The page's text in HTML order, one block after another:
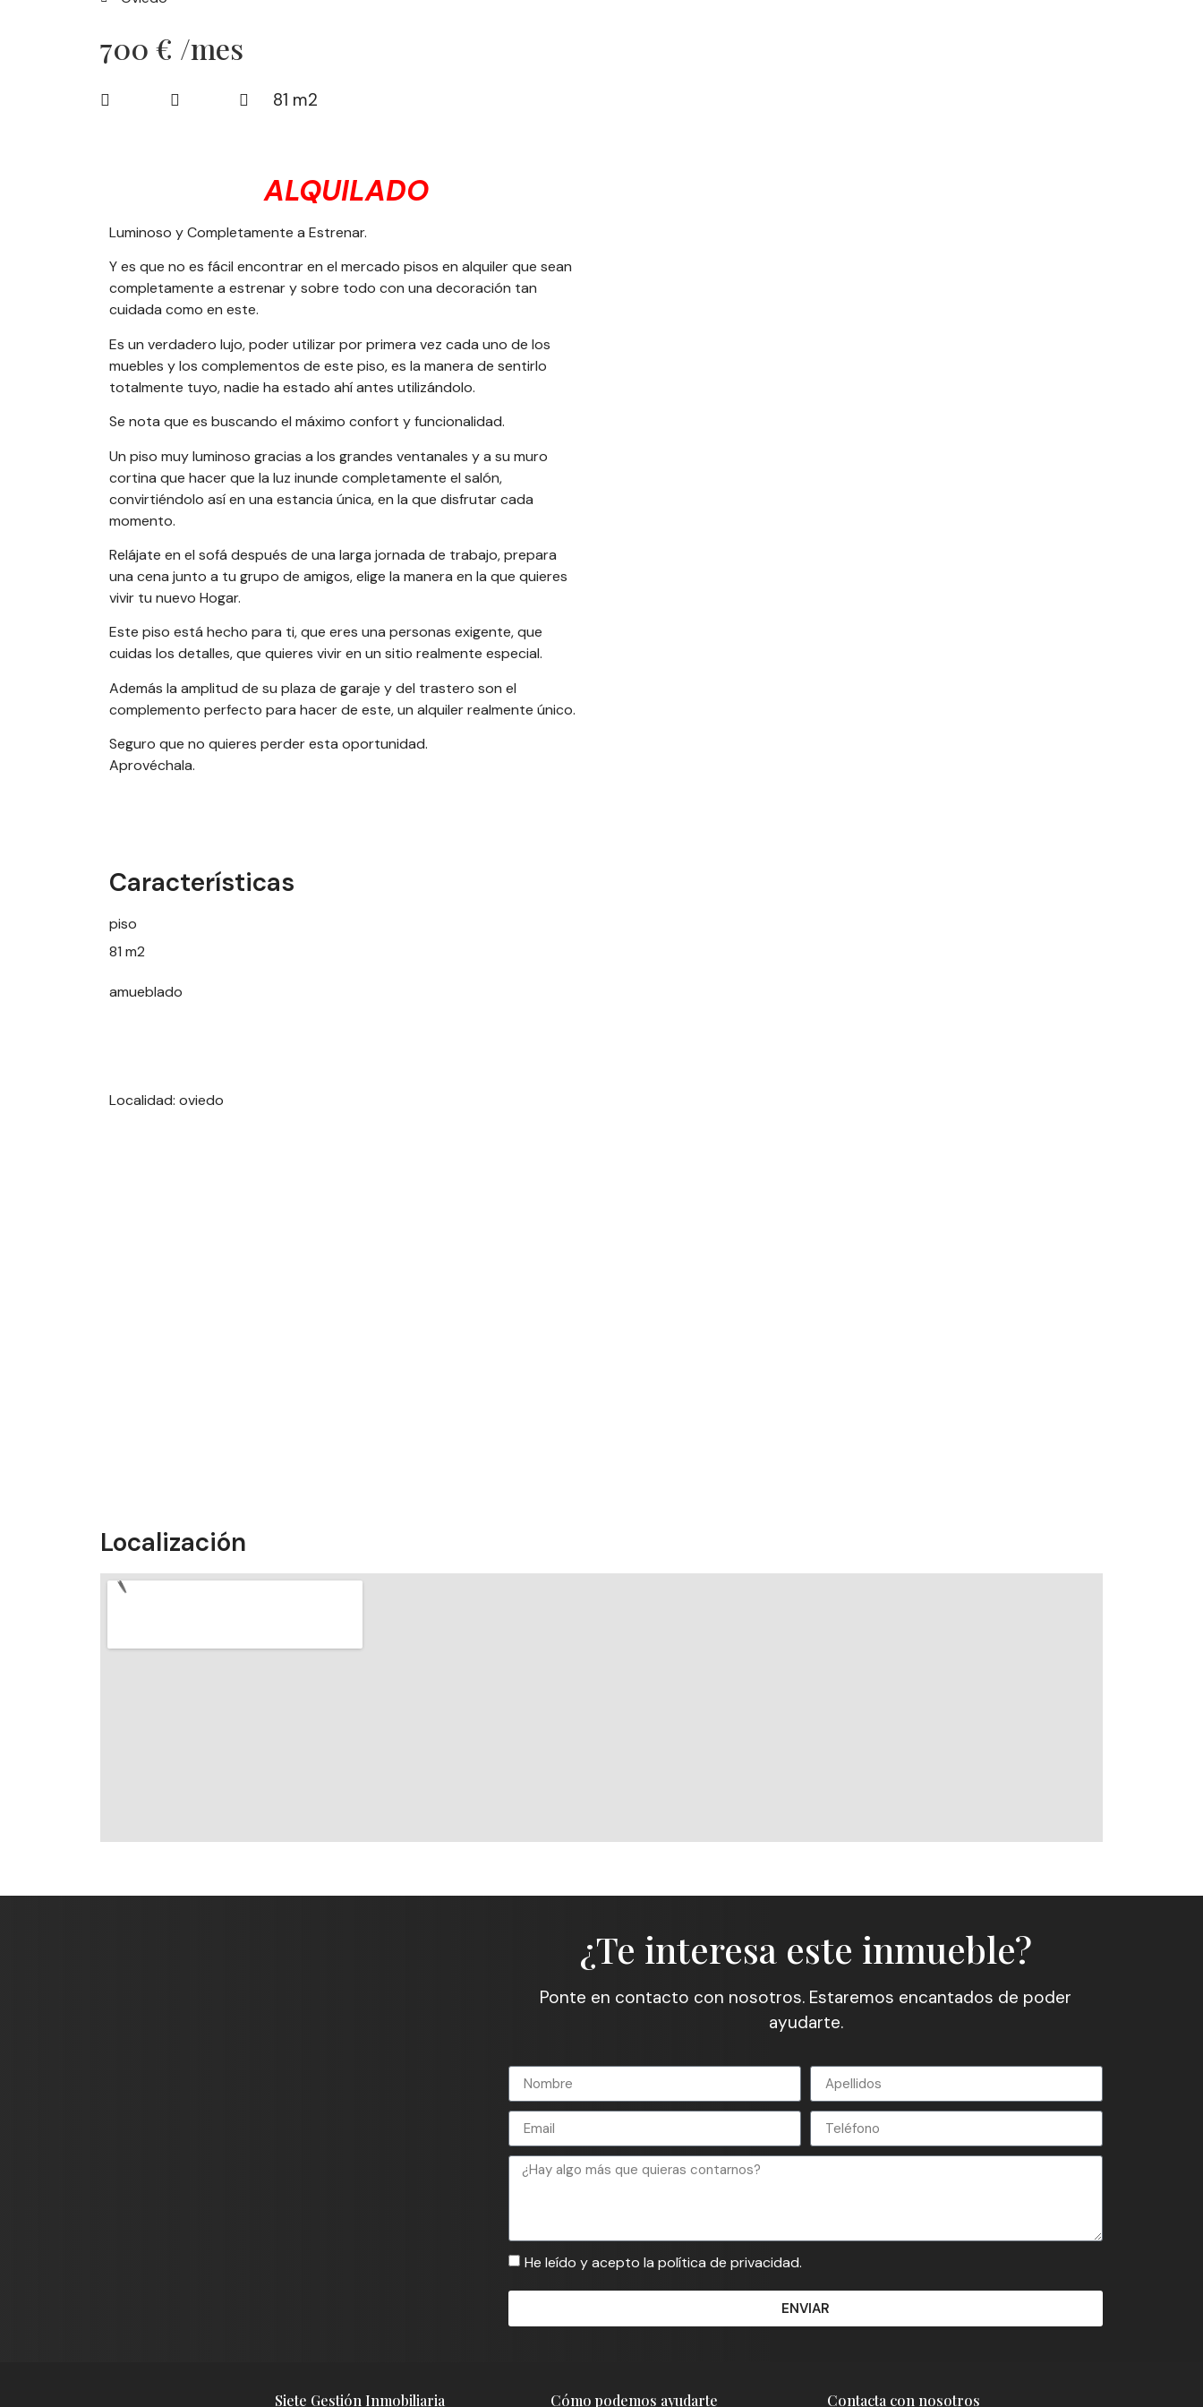
700 € /mes
81 m2
ALQUILADO
Luminoso y Completamente a Estrenar.
Y es que no es fácil encontrar en el mercado pisos en alquiler que sean
completamente a estrenar y sobre todo con una decoración tan
cuidada como en este.
Es un verdadero lujo, poder utilizar por primera vez cada uno de los
muebles y los complementos de este piso, es la manera de sentirlo
totalmente tuyo, nadie ha estado ahí antes utilizándolo.
Se nota que es buscando el máximo confort y funcionalidad.
Un piso muy luminoso gracias a los grandes ventanales y a su muro
cortina que hacer que la luz inunde completamente el salón,
convirtiéndolo así en una estancia única, en la que disfrutar cada
momento.
Relájate en el sofá después de una larga jornada de trabajo, prepara
una cena junto a tu grupo de amigos, elige la manera en la que quieres
vivir tu nuevo Hogar.
Este piso está hecho para ti, que eres una personas exigente, que
cuidas los detalles, que quieres vivir en un sitio realmente especial.
Además la amplitud de su plaza de garaje y del trastero son el
complemento perfecto para hacer de este, un alquiler realmente único.
Seguro que no quieres perder esta oportunidad.
Aprovéchala.
Características
piso
81 m2
amueblado
Localidad: oviedo
Localización
¿Te interesa este inmueble?
Ponte en contacto con nosotros. Estaremos encantados de poder
ayudarte.
He leído y acepto la política de privacidad.
ENVIAR
Siete Gestión Inmobiliaria Cómo podemos ayudarte Contacta con nosotros